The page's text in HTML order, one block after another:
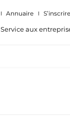
Annuaire
Service aux